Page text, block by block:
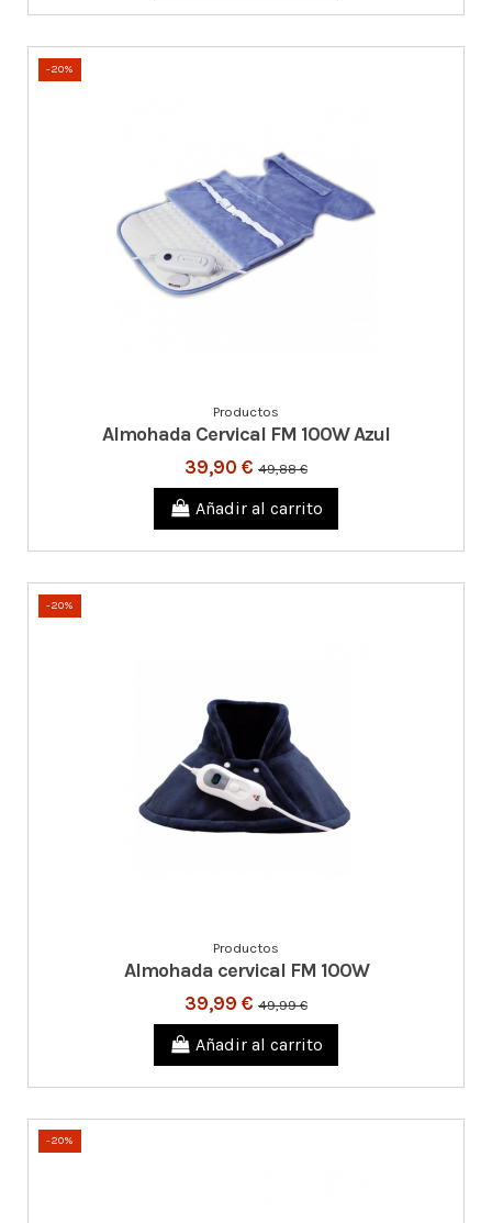
-20%
Productos
Almohada Cervical FM 100W Azul
39,90 € 49,88 €
Añadir al carrito
-20%
Productos
Almohada cervical FM 100W
39,99 € 49,99 €
Añadir al carrito
-20%